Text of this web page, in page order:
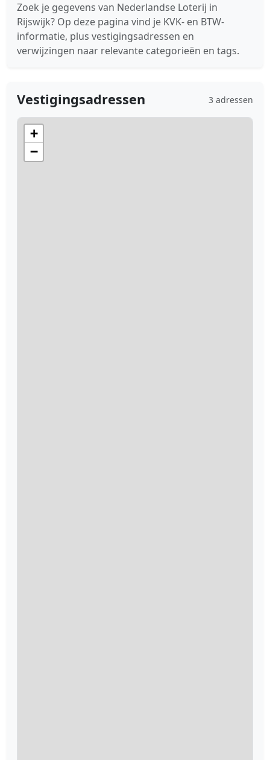
Zoek je gegevens van Nederlandse Loterij in
Rijswijk? Op deze pagina vind je KVK- en BTW-
informatie, plus vestigingsadressen en
verwijzingen naar relevante categorieën en tags.
Vestigingsadressen 3 adressen
+
−